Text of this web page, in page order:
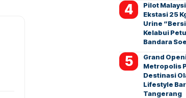
Pilot
Ekstasi 25
Urine
Kelabui
Bandara
Grand
Metropolis
Destinasi
Lifestyle
Tangerang